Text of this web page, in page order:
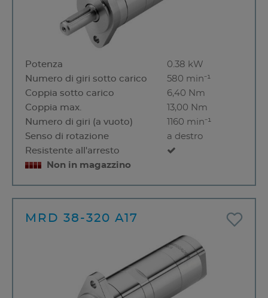
Potenza
0.38 kW
Numero di giri sotto carico
580 min⁻¹
Coppia sotto carico
6,40 Nm
Coppia max.
13,00 Nm
Numero di giri (a vuoto)
1160 min⁻¹
Senso di rotazione
a destro
Resistente all'arresto
Non in magazzino
MRD 38-320 A17